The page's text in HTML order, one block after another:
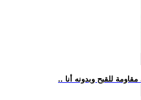
للقبح وبدونه أنا